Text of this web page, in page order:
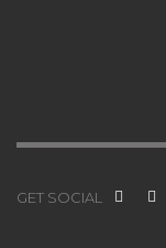
GET SOCIAL